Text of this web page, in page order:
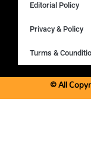
Editorial Policy
Privacy & Policy
Turms &
© All